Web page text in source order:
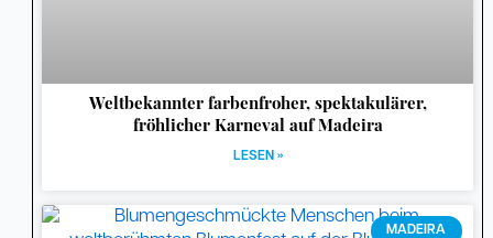
Weltbekannter farbenfroher, spektakulärer,
fröhlicher Karneval auf Madeira
LESEN »
MADEIRA